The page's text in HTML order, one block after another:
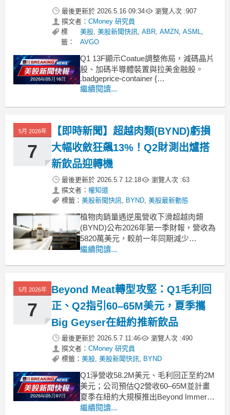
最後更新於 2026.5.16 09:34 瀏覽人次 :907
撰文者： CMoney 研究員
標
籤：
美股, 美股新聞快訊, ABR, AMZN, ASML,
AVGO
Q1 13F顯示Coatue調整佈局，減碼晶片
股、加碼半導體裝置與拉美金融股。
.badgeprice-container {
display: flex !important;
繼續閱讀...
5月 2026年
7
【即時新聞】超越肉類(BYND)虧損
大幅收斂狂飆13%！Q2財測出爐搭
新飲品迎轉機
最後更新於 2026.5.7 12:18 瀏覽人次 :63
撰文者： 權知道
標籤： 美股新聞快訊, BYND, 美股最新動態
植物肉銷量遇逆風營收下滑超越肉類
(BYND)公布2026年第一季財報，營收為
5820萬美元，較前一年同期減少
15.3%。這主要受到產品銷量下滑19.5%
示植物肉市場需求持續疲軟，不過整體
營收表現仍符合公司預期。毛利率成功
轉正展現重組
繼續閱讀...
5月 2026年
7
Beyond Meat轉型攻堅：Q1毛利回
正、Q2指引60–65M美元，夏季攜
Big Geyser在紐約推新飲品
最後更新於 2026.5.7 11:46 瀏覽人次 :490
撰文者： CMoney 研究員
標籤： 美股, 美股新聞快訊, BYND
Q1淨營收58.2M美元、毛利回正至約2M
美元；公司預估Q2營收60–65M並計畫
夏季在紐約大規模推出Beyond Immerse
飲品。 .badgeprice-container {
繼續閱讀...